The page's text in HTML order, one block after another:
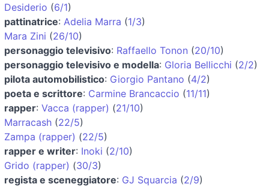
Desiderio (6/1)
pattinatrice: Adelia Marra (1/3)
Mara Zini (26/10)
personaggio televisivo: Raffaello Tonon (20/10)
personaggio televisivo e modella: Gloria Bellicchi (2/2)
pilota automobilistico: Giorgio Pantano (4/2)
poeta e scrittore: Carmine Brancaccio (11/11)
rapper: Vacca (rapper) (21/10)
Marracash (22/5)
Zampa (rapper) (22/5)
rapper e writer: Inoki (2/10)
Grido (rapper) (30/3)
regista e sceneggiatore: GJ Squarcia (2/9)